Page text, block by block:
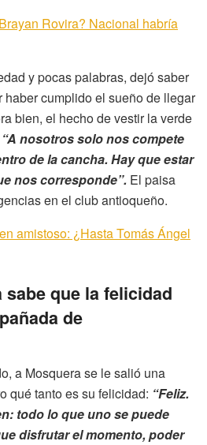
Rovira? Nacional habría
y pocas palabras, dejó saber
haber cumplido el sueño de llegar
bien, el hecho de vestir la verde
“A nosotros solo nos compete
de la cancha. Hay que estar
nos corresponde”. El paisa
en el club antioqueño.
amistoso: ¿Hasta Tomás Ángel
sabe que la felicidad
de
a Mosquera se le salió una
qué tanto es su felicidad: “Feliz.
todo lo que uno se puede
disfrutar el momento, poder